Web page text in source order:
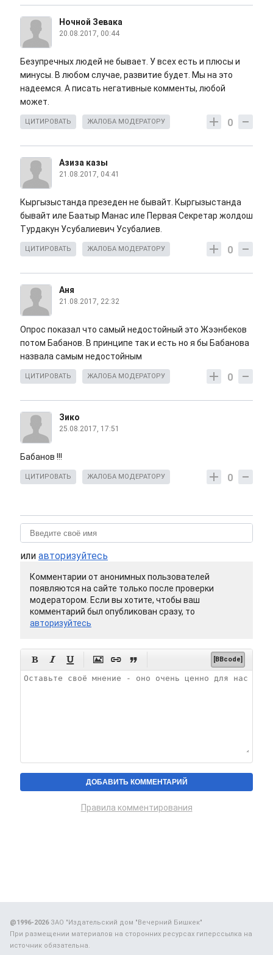
Ночной Зевака
20.08.2017, 00:44
Безупречных людей не бывает. У всех есть и плюсы и
минусы. В любом случае, развитие будет. Мы на это
надеемся. А писать негативные комменты, любой
может.
0
ЦИТИРОВАТЬ ЖАЛОБА МОДЕРАТОРУ
Азиза казы
21.08.2017, 04:41
Кыргызыстанда презеден не бывайт. Кыргызыстанда
бывайт иле Баатыр Манас иле Первая Секретар жолдош
Турдакун Усубалиевич Усубалиев.
0
ЦИТИРОВАТЬ ЖАЛОБА МОДЕРАТОРУ
Аня
21.08.2017, 22:32
Опрос показал что самый недостойный это Жээнбеков
потом Бабанов. В принципе так и есть но я бы Бабанова
назвала самым недостойным
0
ЦИТИРОВАТЬ ЖАЛОБА МОДЕРАТОРУ
Зико
25.08.2017, 17:51
Бабанов !!!
0
ЦИТИРОВАТЬ ЖАЛОБА МОДЕРАТОРУ
или авторизуйтесь
Комментарии от анонимных пользователей
появляются на сайте только после проверки
модератором. Если вы хотите, чтобы ваш
комментарий был опубликован сразу, то
авторизуйтесь
      [BBcode]
Правила комментирования
@1996-2026ЗАО "Издательский дом "Вечерний Бишкек"
При размещении материалов на сторонних ресурсах гиперссылка на
источник обязательна.